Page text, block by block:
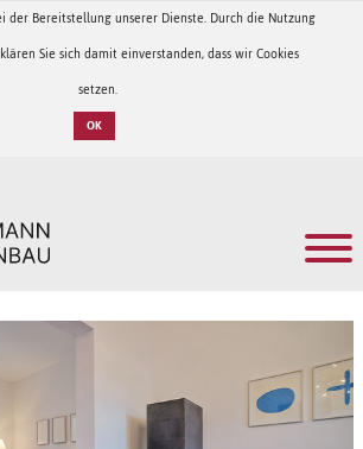
der Bereitstellung unserer Dienste. Durch die Nutzung
Sie sich damit einverstanden, dass wir Cookies
setzen.
OK